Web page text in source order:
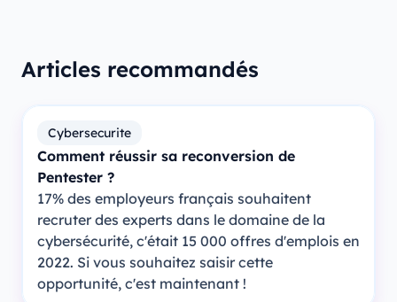
Articles recommandés
Cybersecurite
Comment réussir sa reconversion de
Pentester ?
17% des employeurs français souhaitent
recruter des experts dans le domaine de la
cybersécurité, c'était 15 000 offres d'emplois en
2022. Si vous souhaitez saisir cette
opportunité, c'est maintenant !